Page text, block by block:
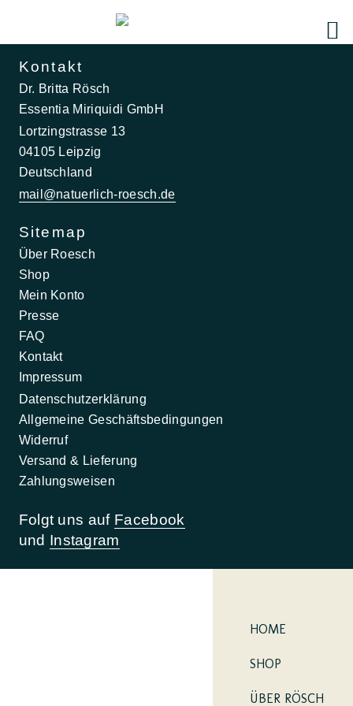
Kontakt
Dr. Britta Rösch
Essentia Miriquidi GmbH
Lortzingstrasse 13
04105 Leipzig
Deutschland
mail@natuerlich-roesch.de
Sitemap
Über Roesch
Shop
Mein Konto
Presse
FAQ
Kontakt
Impressum
Datenschutzerklärung
Allgemeine Geschäftsbedingungen
Widerruf
Versand & Lieferung
Zahlungsweisen
Folgt uns auf Facebook
und Instagram
HOME
SHOP
ÜBER RÖSCH